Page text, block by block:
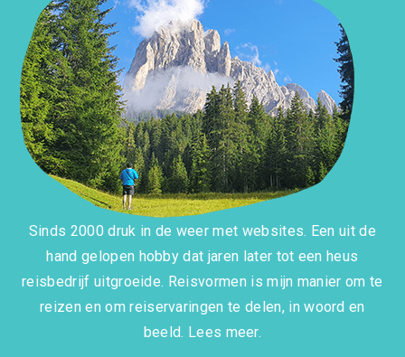
Sinds 2000 druk in de weer met websites. Een uit de
hand gelopen hobby dat jaren later tot een heus
reisbedrijf uitgroeide. Reisvormen is mijn manier om te
reizen en om reiservaringen te delen, in woord en
beeld. Lees meer.